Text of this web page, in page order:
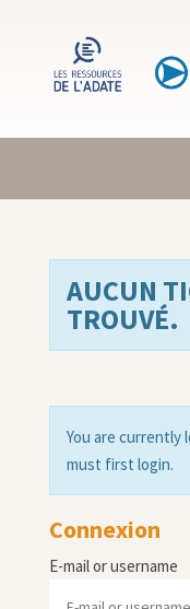
AUCUN
TROUVÉ.
You are currently
must first login.
Connexion
E-mail or username